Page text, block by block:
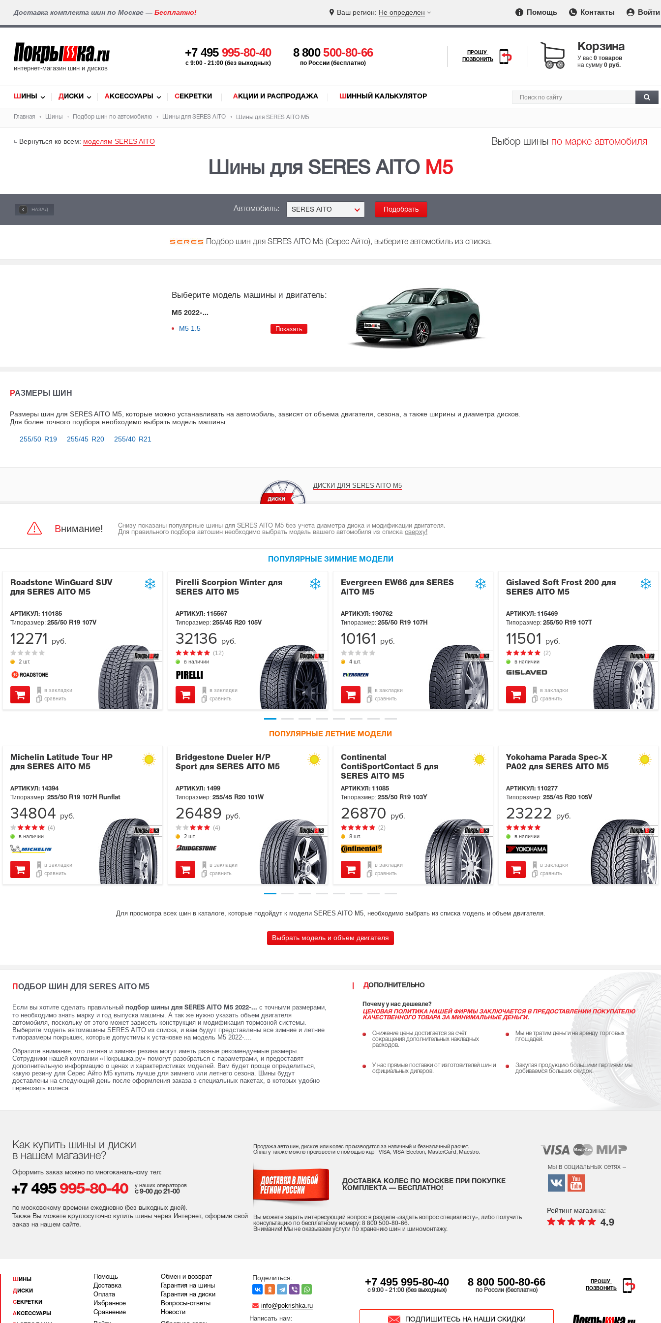
Доставка комплекта шин по Москве — Бесплатно! Ваш регион: Не определен Помощь Контакты Войти
интернет-магазин шин и дисков
+7 495 995-80-40
c 9:00 - 21:00 (без выходных)
8 800500-80-66
по России (бесплатно)
ПРОШУ
ПОЗВОНИТЬ
Корзина
У вас 0 товаров
на сумму 0 руб.
ШИНЫ ДИСКИ АКСЕССУАРЫ СЕКРЕТКИ АКЦИИ И РАСПРОДАЖА ШИННЫЙ КАЛЬКУЛЯТОР
Главная Шины Подбор шин по автомобилю Шины для SERES AITO Шины для SERES AITO M5
Вернуться ко всем: моделям SERES AITO Выбор шины по марке автомобиля
Шины для SERES AITO M5
НАЗАД Автомобиль: SERES AITO
Подбор шин для SERES AITO M5 (Серес Айто), выберите автомобиль из списка.
Выберите модель машины и двигатель:
M5 2022-...
M5 1.5
РАЗМЕРЫ ШИН
Размеры шин для SERES AITO M5, которые можно устанавливать на автомобиль , зависят от объема двигателя, сезона, а также ширины и диаметра дисков.
Для более точного подбора необходимо выбрать модель машины
255/50 R19 255/45 R20 255/40 R21
ДИСКИ ДЛЯ SERES AITO M5
Внимание!
Снизу показаны популярные шины для SERES AITO M5 без учета диаметра диска и модификации двигателя.
Для правильного подбора автошин необходимо выбрать модель вашего автомобиля из списка сверху!
ПОПУЛЯРНЫЕ ЗИМНИЕ МОДЕЛИ
Roadstone WinGuard SUV
для SERES AITO M5
АРТИКУЛ: 110185
2 шт.
Типоразмер: 255/50 R19 107V
в закладки
сравнить
12271 руб.
Pirelli Scorpion Winter для
SERES AITO M5
АРТИКУЛ: 115567
в наличии
(12)
Типоразмер: 255/45 R20 105V
в закладки
сравнить
32136 руб.
Evergreen EW66 для SERES
AITO M5
АРТИКУЛ: 190762
4 шт.
Типоразмер: 255/50 R19 107H
в закладки
сравнить
10161 руб.
Gislaved Soft Frost 200 для
SERES AITO M5
АРТИКУЛ: 115469
в наличии
(2)
Типоразмер: 255/50 R19 107T
в закладки
сравнить
11501 руб.
ПОПУЛЯРНЫЕ ЛЕТНИЕ МОДЕЛИ
Michelin Latitude Tour HP
для SERES AITO M5
АРТИКУЛ: 14394
в наличии
(4)
Типоразмер: 255/50 R19 107H Runflat
в закладки
сравнить
34804 руб.
Bridgestone Dueler H/P
Sport для SERES AITO M5
АРТИКУЛ: 1499
2 шт.
(4)
Типоразмер: 255/45 R20 101W
в закладки
сравнить
26489 руб.
Continental
ContiSportContact 5 для
SERES AITO M5
АРТИКУЛ: 11085
8 шт.
(2)
Типоразмер: 255/50 R19 103Y
в закладки
сравнить
26870 руб.
Yokohama Parada Spec-X
PA02 для SERES AITO M5
АРТИКУЛ: 110277
в наличии
Типоразмер: 255/45 R20 105V
в закладки
сравнить
23222 руб.
Для просмотра всех шин в каталоге, которые подойдут к модели SERES AITO M5, необходимо выбрать из списка модель и объем двигателя.
Выбрать модель и объем двигателя
ПОДБОР ШИН ДЛЯ SERES AITO M5
Если вы хотите сделать правильный подбор шины для SERES AITO M5 2022-... с точными размерами,
то необходимо знать марку и год выпуска машины. А так же нужно указать объем двигателя
автомобиля, поскольку от этого может зависеть конструкция и модификация тормозной системы.
Выберите модель автомашины SERES AITO из списка, и вам будут представлены все зимние и летние
типоразмеры покрышек, которые допустимы к установке на модель M5 2022-....
Обратите внимание, что летняя и зимняя резина могут иметь разные рекомендуемые размеры.
Сотрудники нашей компании «Покрышка.ру» помогут разобраться с параметрами, и предоставят
дополнительную информацию о ценах и характеристиках моделей. Вам будет проще определиться,
какую резину для Серес Айто M5 купить лучше для зимнего или летнего сезона. Шины будут
доставлены на следующий день после оформления заказа в специальных пакетах, в которых удобно
перевозить колеса.
ДОПОЛНИТЕЛЬНО
Почему у нас дешевле?
ЦЕНОВАЯ ПОЛИТИКА НАШЕЙ ФИРМЫ ЗАКЛЮЧАЕТСЯ В ПРЕДОСТАВЛЕНИИ ПОКУПАТЕЛЮ
КАЧЕСТВЕННОГО ТОВАРА ЗА МИНИМАЛЬНЫЕ ДЕНЬГИ.
Снижение цены достигается за счёт
сокращения дополнительных накладных
расходов.
Мы не тратим деньги на аренду торговых
площадей.
У нас прямые поставки от изготовителей шин и
официальных дилеров.
Закупая продукцию большими партиями мы
добиваемся больших скидок.
Как купить шины и диски
в нашем магазине?
Оформить заказ можно по многоканальному тел:
+7 495 995-80-40 у наших операторов
с 9-00 до 21-00
по московскому времени ежедневно (без выходных дней).
Также Вы можете круглосуточно купить шины через Интернет, оформив свой
заказ на нашем сайте.
Продажа автошин, дисков или колес производится за наличный и безналичный расчет.
Оплату также можно произвести с помощью карт VISA, VISA-Electron, MasterCard, Maestro.
ДОСТАВКА КОЛЕС ПО МОСКВЕ ПРИ ПОКУПКЕ
КОМПЛЕКТА — БЕСПЛАТНО!
Вы можете задать интересующий вопрос в разделе «задать вопрос специалисту», либо получить
консультацию по бесплатному номеру: 8 800 500-80-66.
Внимание! Мы не оказываем услуги по хранению шин и шиномонтажу.
мы в социальных сетях –
Рейтинг магазина:
4.9
ШИНЫ
ДИСКИ
СЕКРЕТКИ
АКСЕССУАРЫ
Помощь
Доставка
Оплата
Избранное
Сравнение
Обмен и возврат
Гарантия на шины
Гарантия на диски
Вопросы-ответы
Новости
Поделиться:
info@pokrishka.ru
Написать нам:
+7 495 995-80-40
c 9:00 - 21:00 (без выходных)
8 800 500-80-66
по России (бесплатно)
ПОДПИШИТЕСЬ НА НАШИ СКИДКИ
ПРОШУ
ПОЗВОНИТЬ